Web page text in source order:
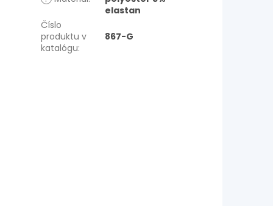
elastan
Číslo
produktu v
katalógu:
867-G